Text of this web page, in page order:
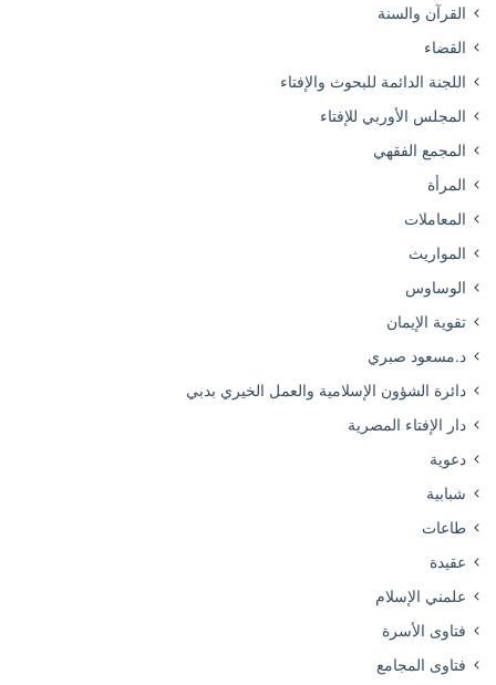
القرآن والسنة
القضاء
اللجنة الدائمة للبحوث والإفتاء
المجلس الأوربي للإفتاء
المجمع الفقهي
المرأة
المعاملات
المواريث
الوساوس
تقوية الإيمان
د.مسعود صبري
دائرة الشؤون الإسلامية والعمل الخيري بدبي
دار الإفتاء المصرية
دعوية
شبابية
طاعات
عقيدة
علمني الإسلام
فتاوى الأسرة
فتاوى المجامع